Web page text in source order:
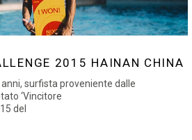
2015 HAINAN CHINA
anni, surfista proveniente dalle
‘Vincitore
del